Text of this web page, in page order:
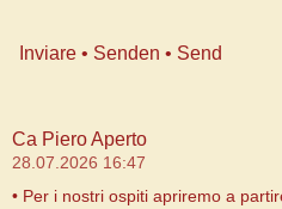
Inviare • Senden • Send
Ca Piero Aperto
28.07.2026 16:47
• Per i nostri ospiti apriremo a